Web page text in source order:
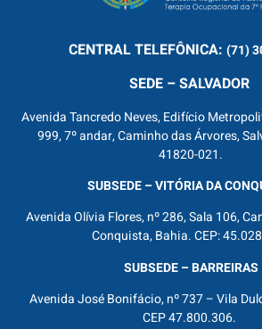
CENTRALTELEFÔNICA: (71)
SEDE – SALVADOR
Avenida Tancredo Neves, Edifício
999, 7º andar, Caminho das Árvores,
41820-021.
SUBSEDE – VITÓRIA DA
Avenida Olívia Flores, nº 286, Sala 106,
Conquista, Bahia. CEP:
SUBSEDE – BARREIRAS
Avenida José Bonifácio, nº 737 – Vila
CEP 47.800.306.